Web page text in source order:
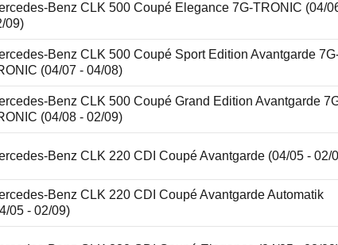
Benz CLK 500 Coupé Elegance 7G-TRONIC (04/
09)
Benz CLK 500 Coupé Sport Edition Avantgarde
(04/07 - 04/08)
Benz CLK 500 Coupé Grand Edition Avantgarde
(04/08 - 02/09)
Benz CLK 220 CDI Coupé Avantgarde (04/05 - 02/
Benz CLK 220 CDI Coupé Avantgarde Automatik
05 - 02/09)